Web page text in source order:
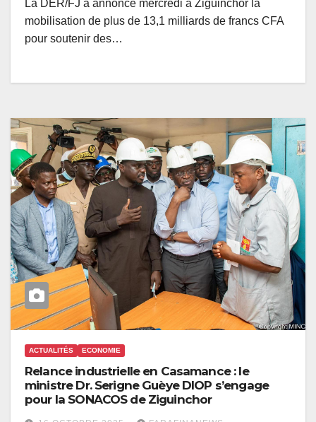
La DER/FJ a annoncé mercredi à Ziguinchor la
mobilisation de plus de 13,1 milliards de francs CFA
pour soutenir des…
ACTUALITÉS ECONOMIE
Relance industrielle en Casamance : le
ministre Dr. Serigne Guèye DIOP s’engage
pour la SONACOS de Ziguinchor